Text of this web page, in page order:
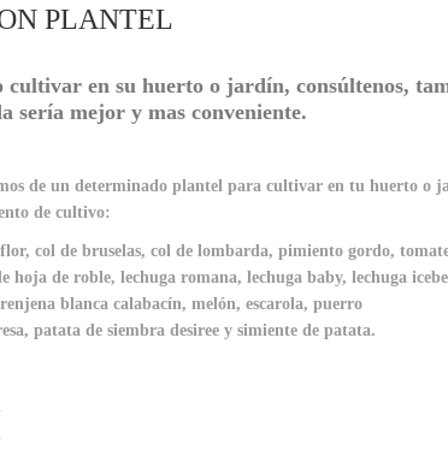
PLANTEL
cultivar en su huerto o jardín, consúltenos,
sería mejor y mas conveniente.
de un determinado plantel para cultivar en tu huerto o
de cultivo:
col de bruselas, col de lombarda, pimiento gordo,
hoja de roble, lechuga romana, lechuga baby, lechuga
blanca calabacín, melón, escarola, puerro
patata de siembra desiree y simiente de patata.